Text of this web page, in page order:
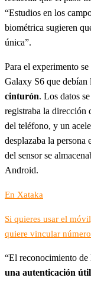
“Estudios en los
biométrica sugieren
única”.
Para el experimento
Galaxy S6 que debían
cinturón. Los datos
registraba la dirección
del teléfono, y un
desplazaba la persona
del sensor se
Android.
En Xataka
Si quieres usar el
quiere vincular
“El reconocimiento de
una autenticación